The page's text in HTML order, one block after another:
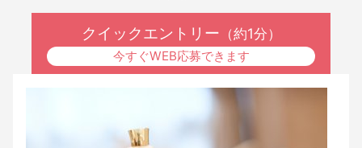
クイックエントリー （約1分）
今すぐWEB応募できます